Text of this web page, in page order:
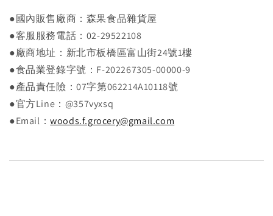
●國內販售廠商：森果食品雜貨屋
●客服服務電話：02-29522108
●廠商地址：新北市板橋區富山街24號1樓
●食品業登錄字號：F-202267305-00000-9
●產品責任險：07字第062214A10118號
●官方Line：@357vyxsq
●Email：woods.f.grocery@gmail.com